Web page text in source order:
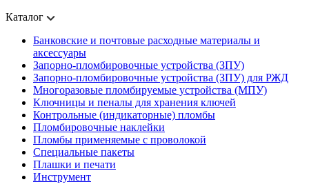
Каталог
Банковские и почтовые расходные материалы и
аксессуары
Запорно-пломбировочные устройства (ЗПУ)
Запорно-пломбировочные устройства (ЗПУ) для РЖД
Многоразовые пломбируемые устройства (МПУ)
Ключницы и пеналы для хранения ключей
Контрольные (индикаторные) пломбы
Пломбировочные наклейки
Пломбы применяемые с проволокой
Специальные пакеты
Плашки и печати
Инструмент